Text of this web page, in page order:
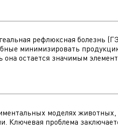
рефлюксная болезнь
минимизировать
остается значимым
моделях
Ключевая проблема